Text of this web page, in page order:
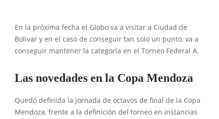
En la próxima fecha el Globo va a visitar a Ciudad de
Bolivar y en el caso de conseguir tan solo un punto, va a
conseguir mantener la categoría en el Torneo Federal A.
Las novedades en la Copa Mendoza
Quedó definida la jornada de octavos de final de la Copa
Mendoza, frente a la definición del torneo en instancias